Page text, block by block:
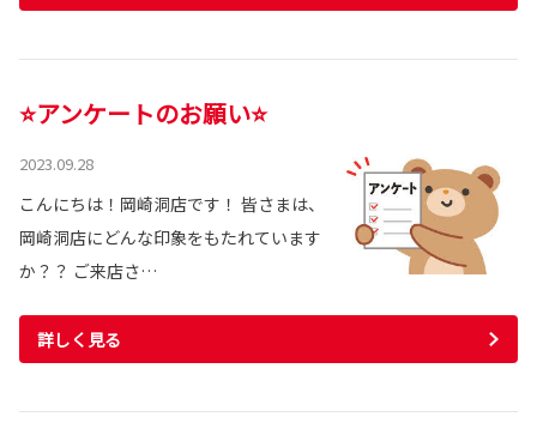
⭐アンケートのお願い⭐
2023.09.28
こんにちは！岡崎洞店です！ 皆さまは、
岡崎洞店にどんな印象をもたれています
か？？ ご来店さ…
詳しく見る